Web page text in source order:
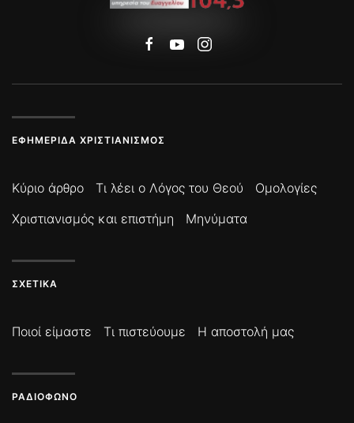
ΕΦΗΜΕΡΊΔΑ ΧΡΙΣΤΙΑΝΙΣΜΌΣ
Κύριο άρθρο Τι λέει ο Λόγος του Θεού
Ομολογίες
Χριστιανισμός και επιστήμη
Μηνύματα
ΣΧΕΤΙΚΆ
Ποιοί είμαστε Τι πιστεύουμε Η αποστολή μας
ΡΑΔΙΌΦΩΝΟ